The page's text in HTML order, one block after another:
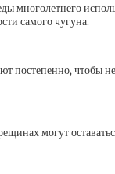
многолетнего
самого чугуна.
постепенно, чтобы
могут